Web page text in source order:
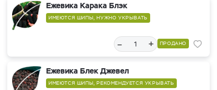
Ежевика Карака Блэк
ИМЕЮТСЯ ШИПЫ, НУЖНО УКРЫВАТЬ
– + ПРОДАНО
Ежевика Блек Джевел
ИМЕЮТСЯ ШИПЫ, РЕКОМЕНДУЕТСЯ УКРЫВАТЬ